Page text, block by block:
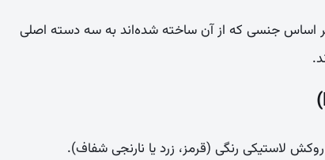
اساس جنسی که از آن ساخته شده‌اند به سه دسته اصلی
لاستیکی رنگی (قرمز، زرد یا نارنجی شفاف).